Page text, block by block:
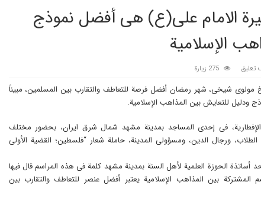
الامام علی(ع) هی أفضل نموذج
الإسلامیة
تعليق 275 زيارة
مولوی شیخی، شهر رمضان أفضل فرصة للتعاطف والتقارب بین المسلمین، مبیناً
ودلیل للتعایش بین المذاهب الإسلامیة.
الإفطاریة، فی إحدی المساجد بمدینة مشهد شمال شرق ایران، بحضور مختلف
ورجال الدین، ومسؤولی المدینة، حاملة شعار “فلسطین؛ القضیة الأولی
أساتذة الحوزة العلمیة لأهل السنة بمدینة مشهد کلمة فی هذه المراسم قال فیها
بین المذاهب الإسلامیة یعتبر أفضل عنصر للتعاطف والتقارب بین